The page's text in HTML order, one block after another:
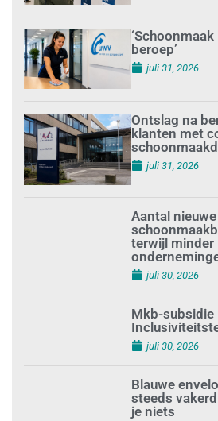
beroep’
juli 31, 2026
Ontslag na
klanten met
juli 31, 2026
Aantal nieuwe
terwijl minder
juli 30, 2026
Mkb-subsidie
juli 30, 2026
Blauwe
steeds